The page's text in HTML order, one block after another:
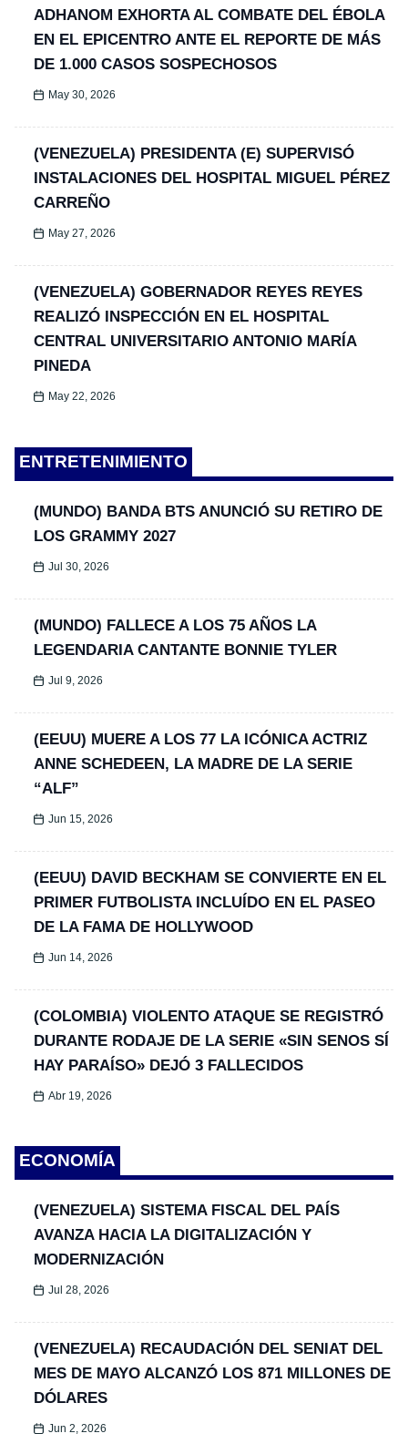
ADHANOM EXHORTA AL COMBATE DEL ÉBOLA
EN EL EPICENTRO ANTE EL REPORTE DE MÁS
DE 1.000 CASOS SOSPECHOSOS
May 30, 2026
(VENEZUELA) PRESIDENTA (E) SUPERVISÓ
INSTALACIONES DEL HOSPITAL MIGUEL PÉREZ
CARREÑO
May 27, 2026
(VENEZUELA) GOBERNADOR REYES REYES
REALIZÓ INSPECCIÓN EN EL HOSPITAL
CENTRAL UNIVERSITARIO ANTONIO MARÍA
PINEDA
May 22, 2026
ENTRETENIMIENTO
(MUNDO) BANDA BTS ANUNCIÓ SU RETIRO DE
LOS GRAMMY 2027
Jul 30, 2026
(MUNDO) FALLECE A LOS 75 AÑOS LA
LEGENDARIA CANTANTE BONNIE TYLER
Jul 9, 2026
(EEUU) MUERE A LOS 77 LA ICÓNICA ACTRIZ
ANNE SCHEDEEN, LA MADRE DE LA SERIE
“ALF”
Jun 15, 2026
(EEUU) DAVID BECKHAM SE CONVIERTE EN EL
PRIMER FUTBOLISTA INCLUÍDO EN EL PASEO
DE LA FAMA DE HOLLYWOOD
Jun 14, 2026
(COLOMBIA) VIOLENTO ATAQUE SE REGISTRÓ
DURANTE RODAJE DE LA SERIE «SIN SENOS SÍ
HAY PARAÍSO» DEJÓ 3 FALLECIDOS
Abr 19, 2026
ECONOMÍA
(VENEZUELA) SISTEMA FISCAL DEL PAÍS
AVANZA HACIA LA DIGITALIZACIÓN Y
MODERNIZACIÓN
Jul 28, 2026
(VENEZUELA) RECAUDACIÓN DEL SENIAT DEL
MES DE MAYO ALCANZÓ LOS 871 MILLONES DE
DÓLARES
Jun 2, 2026